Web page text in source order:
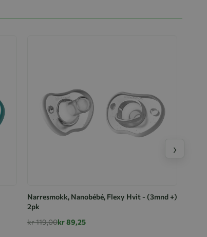
Narresmokk, Nanobébé, Flexy Hvit - (3mnd +)
2pk
kr 119,00kr 89,25
›